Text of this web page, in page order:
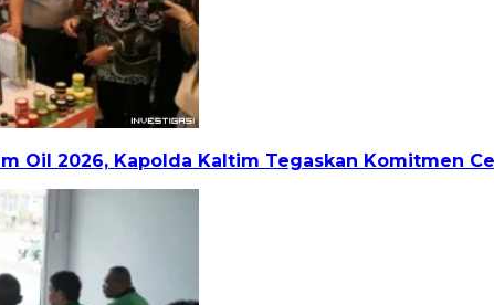
Oil 2026, Kapolda Kaltim Tegaskan Komitmen